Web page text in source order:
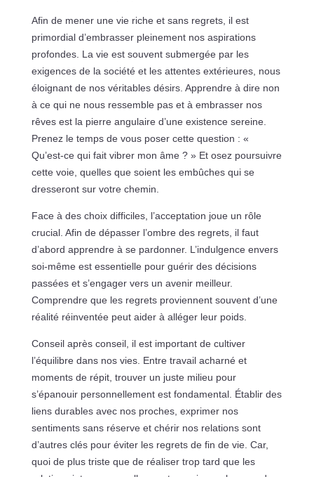
Afin de mener une vie riche et sans regrets, il est
primordial d’embrasser pleinement nos aspirations
profondes. La vie est souvent submergée par les
exigences de la société et les attentes extérieures, nous
éloignant de nos véritables désirs. Apprendre à dire non
à ce qui ne nous ressemble pas et à embrasser nos
rêves est la pierre angulaire d’une existence sereine.
Prenez le temps de vous poser cette question : «
Qu’est-ce qui fait vibrer mon âme ? » Et osez poursuivre
cette voie, quelles que soient les embûches qui se
dresseront sur votre chemin.
Face à des choix difficiles, l’acceptation joue un rôle
crucial. Afin de dépasser l’ombre des regrets, il faut
d’abord apprendre à se pardonner. L’indulgence envers
soi-même est essentielle pour guérir des décisions
passées et s’engager vers un avenir meilleur.
Comprendre que les regrets proviennent souvent d’une
réalité réinventée peut aider à alléger leur poids.
Conseil après conseil, il est important de cultiver
l’équilibre dans nos vies. Entre travail acharné et
moments de répit, trouver un juste milieu pour
s’épanouir personnellement est fondamental. Établir des
liens durables avec nos proches, exprimer nos
sentiments sans réserve et chérir nos relations sont
d’autres clés pour éviter les regrets de fin de vie. Car,
quoi de plus triste que de réaliser trop tard que les